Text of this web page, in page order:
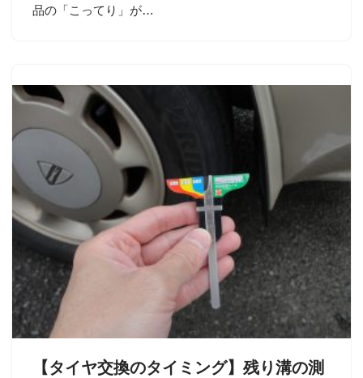
品の「こってり」が…
【タイヤ交換のタイミング】残り溝の測